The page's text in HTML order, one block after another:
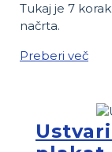
Tukaj je 7
načrta.
Preberi več